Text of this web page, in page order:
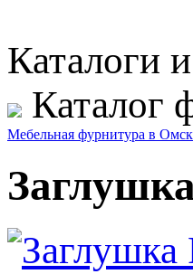
Каталоги
Каталог
Мебельная фурнитура в